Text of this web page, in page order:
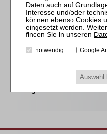
Kübler † / Bork / Prütting
HRI I – Handbuch
Restrukturierung vor der
Bleibeprämien in der
notwendig Google
Auswahl